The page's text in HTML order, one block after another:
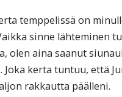
temppelissä on
sinne lähteminen
olen aina saanut
Joka kerta tuntuu, että
rakkautta päälleni.